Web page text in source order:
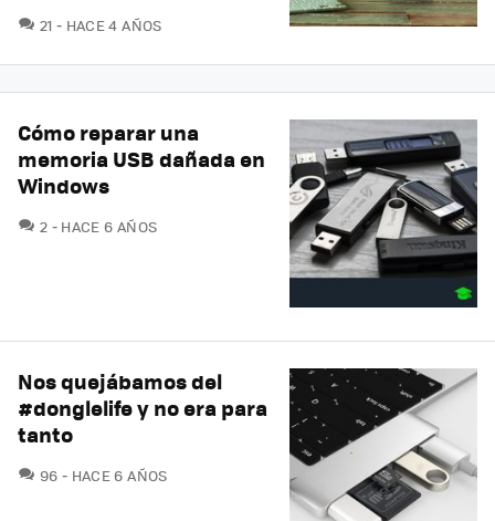
21 COMENTARIOS
HACE 4 AÑOS
Cómo reparar una
memoria USB dañada en
Windows
2 COMENTARIOS
HACE 6 AÑOS
Nos quejábamos del
#donglelife y no era para
tanto
96 COMENTARIOS
HACE 6 AÑOS